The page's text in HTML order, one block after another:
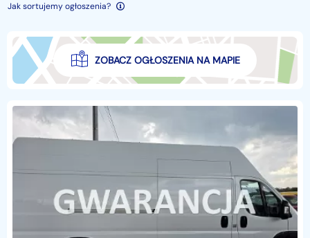
Jak sortujemy ogłoszenia?
ZOBACZ OGŁOSZENIA NA MAPIE